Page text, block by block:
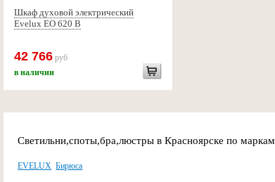
Шкаф духовой электрический
Evelux EO 620 B
42 766 руб
в наличии
Светильни,споты,бра,люстры в Красноярске по маркам
EVELUX Бирюса